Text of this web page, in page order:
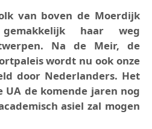
van boven de Moerdijk
haar weg
Na de Meir, de
wordt nu ook onze
door Nederlanders. Het
de komende jaren nog
asiel zal mogen